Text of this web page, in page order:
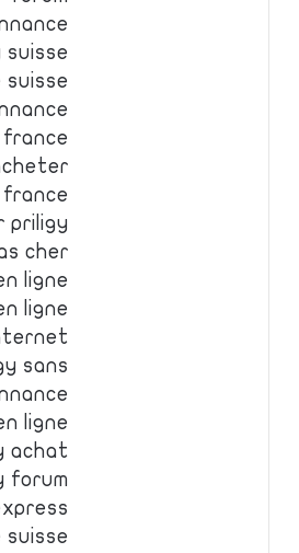
france
priligy
cher
ligne
ligne
sans
ligne
achat
forum
suisse